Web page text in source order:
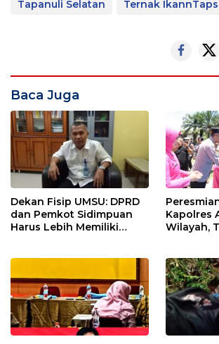
Tapanuli Selatan
Ternak
Baca Juga
Dekan Fisip UMSU: DPRD
dan Pemkot Sidimpuan
Harus Lebih Memiliki
Kapolres
Wilayah,